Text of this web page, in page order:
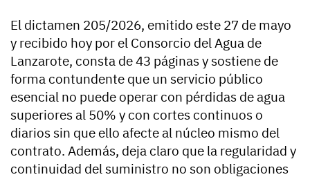
El dictamen 205/2026, emitido este 27 de mayo
y recibido hoy por el Consorcio del Agua de
Lanzarote, consta de 43 páginas y sostiene de
forma contundente que un servicio público
esencial no puede operar con pérdidas de agua
superiores al 50% y con cortes continuos o
diarios sin que ello afecte al núcleo mismo del
contrato. Además, deja claro que la regularidad y
continuidad del suministro no son obligaciones